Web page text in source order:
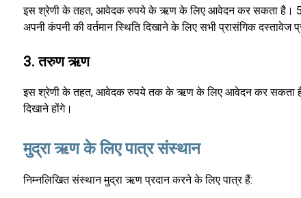
इस श्रेणी के तहत, आवेदक रुपये के ऋण के लिए आवेदन कर सकता है।
अपनी कंपनी की वर्तमान स्थिति दिखाने के लिए सभी प्रासंगिक दस्तावेज
3. तरुण ऋण
इस श्रेणी के तहत, आवेदक रुपये तक के ऋण के लिए आवेदन कर सकता है।
दिखाने होंगे।
मुद्रा ऋण के लिए पात्र संस्थान
निम्नलिखित संस्थान मुद्रा ऋण प्रदान करने के लिए पात्र हैं: